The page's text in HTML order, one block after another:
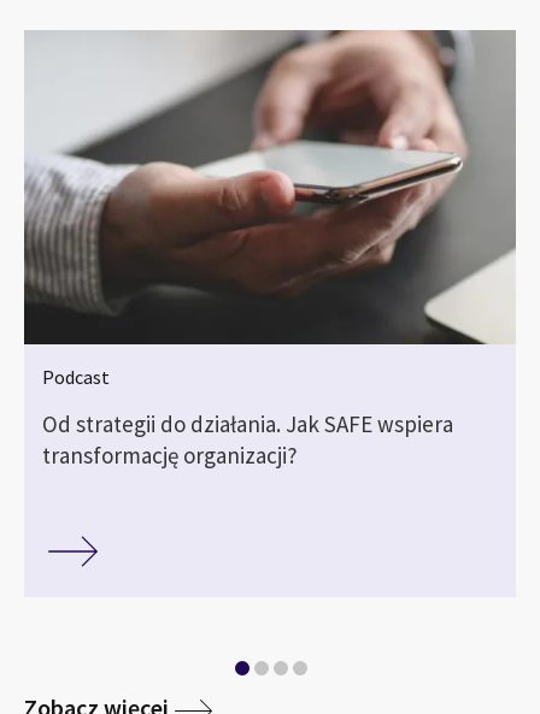
Podcast
Od strategii do działania. Jak SAFE wspiera
transformację organizacji?